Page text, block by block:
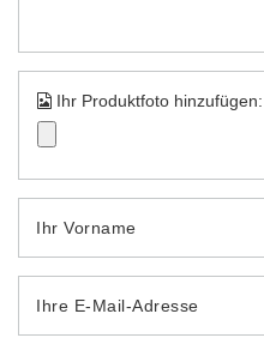
Ihr Produktfoto hinzufügen:
Ihr Vorname
Ihre E-Mail-Adresse